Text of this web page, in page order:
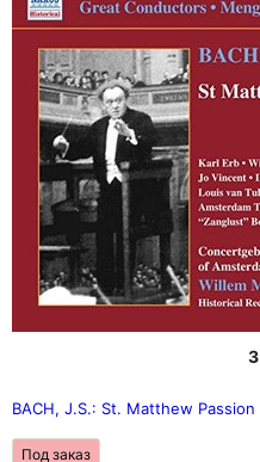
BACH, J.S.: St. Matthew
Под заказ